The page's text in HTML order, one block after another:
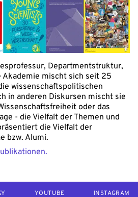
Departmentstruktur,
Akademie mischt sich seit 25
wissenschaftspolitischen
in anderen Diskursen mischt sie
oder das
- die Vielfalt der Themen und
die Vielfalt der
bzw. Alumi.
YOUTUBE INSTAGRAM